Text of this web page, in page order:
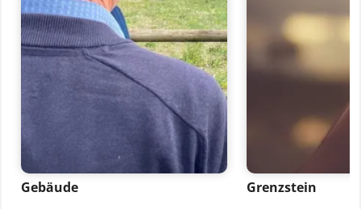
Gebäude Grenzstein